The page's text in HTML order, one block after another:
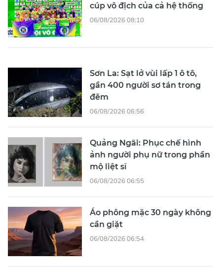
cúp vô địch của cả hệ thống
06/08/2026 08:10
Sơn La: Sạt lở vùi lấp 1 ô tô,
gần 400 người sơ tán trong
đêm
06/08/2026 06:56
Quảng Ngãi: Phục chế hình
ảnh người phụ nữ trong phần
mộ liệt sĩ
06/08/2026 06:55
Áo phông mặc 30 ngày không
cần giặt
06/08/2026 06:54